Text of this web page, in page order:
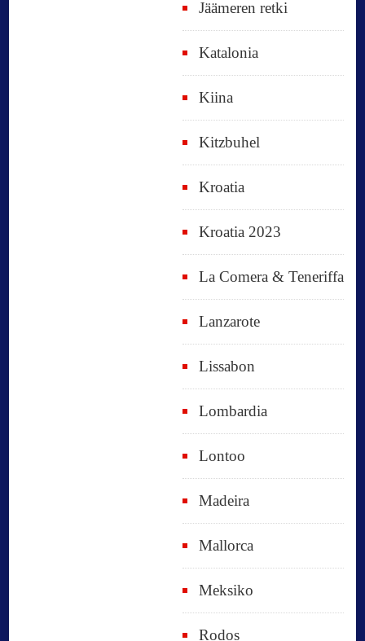
Jäämeren retki
Katalonia
Kiina
Kitzbuhel
Kroatia
Kroatia 2023
La Comera & Teneriffa
Lanzarote
Lissabon
Lombardia
Lontoo
Madeira
Mallorca
Meksiko
Rodos